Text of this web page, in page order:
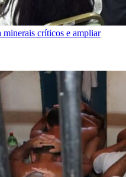
críticos e ampliar